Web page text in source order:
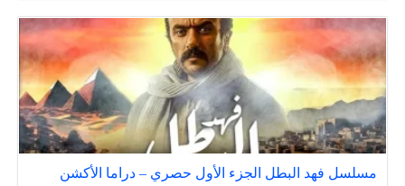
مسلسل فهد البطل الجزء الأول حصري – دراما الأكشن